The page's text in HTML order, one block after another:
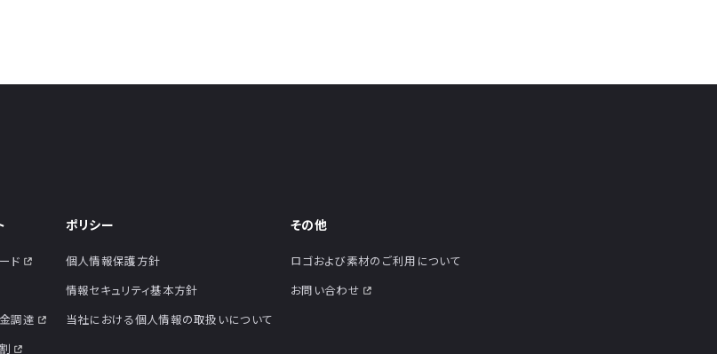
ド
調達
ポリシー
個人情報保護方針
情報セキュリティ基本方針
当社における個人情報の取扱いについて
その他
ロゴおよび素材のご利用について
お問い合わせ